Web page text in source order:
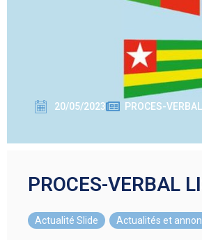
20/05/2023 PROCES-
PROCES-VERBAL
Actualité Slide Actualités et